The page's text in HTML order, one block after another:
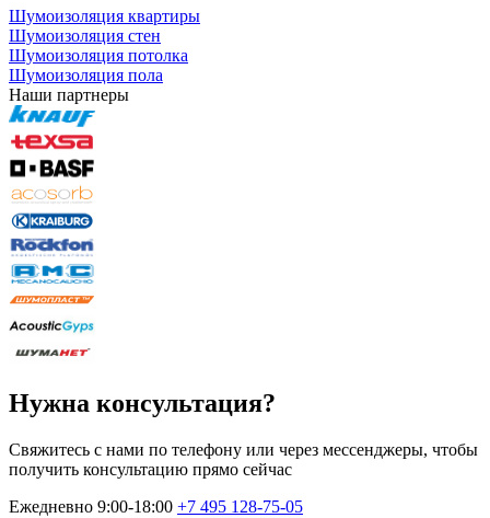
Шумоизоляция квартиры
Шумоизоляция стен
Шумоизоляция потолка
Шумоизоляция пола
Наши партнеры
Нужна консультация?
Свяжитесь с нами по телефону или через мессенджеры, чтобы
получить консультацию прямо сейчас
Ежедневно 9:00-18:00 +7 495 128-75-05